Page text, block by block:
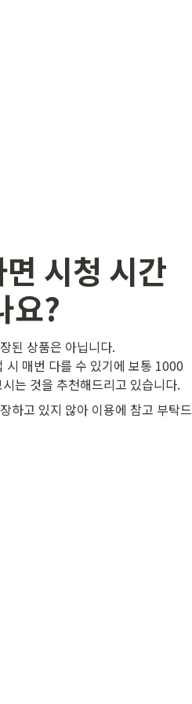
시청 시간
요?
된 상품은 아닙니다.
매번 다를 수 있기에 보통 1000
는 것을 추천해드리고 있습니다.
하고 있지 않아 이용에 참고 부탁드